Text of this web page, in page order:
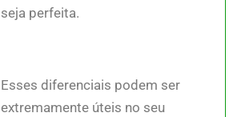
seja perfeita.
Esses diferenciais podem ser
extremamente úteis no seu